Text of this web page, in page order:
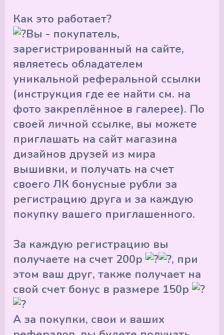
Как это работает?
Вы - покупатель,
зарегистрированный на сайте,
являетесь обладателем
уникальной реферальной ссылки
(инструкция где ее найти см. на
фото закреплённое в галерее). По
своей личной ссылке, вы можете
приглашать на сайт магазина
дизайнов друзей из мира
вышивки, и получать на счет
своего ЛК бонусные рубли за
регистрацию друга и за каждую
покупку вашего приглашенного.
За каждую регистрацию вы
получаете на счет 200р
, при
этом ваш друг, также получает на
свой счет бонус в размере 150р
А за покупки, свои и ваших